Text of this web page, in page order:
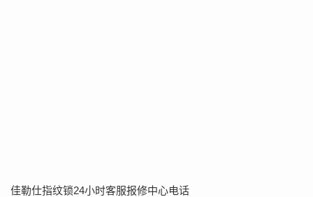
佳勒仕指纹锁24小时客服报修中心电话